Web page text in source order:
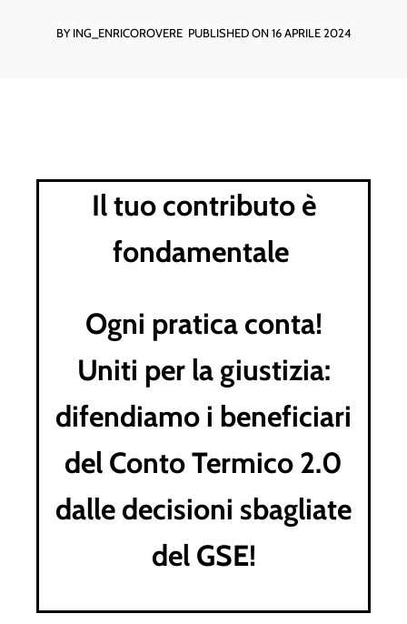
BY ING_ENRICOROVERE PUBLISHED ON 16 APRILE 2024
Il tuo contributo è
fondamentale
Ogni pratica conta!
Uniti per la giustizia:
difendiamo i beneficiari
del Conto Termico 2.0
dalle decisioni sbagliate
del GSE!